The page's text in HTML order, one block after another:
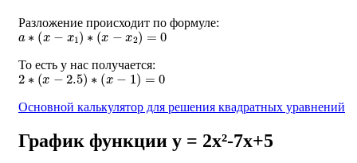
Разложение происходит по формуле:
a ∗(x−x1)∗ (x−x2)=0
То есть у нас получается:
2∗(x−2.5)∗ (x−1)=0
Основной калькулятор для решения квадратных уравнений
График функции y = 2x²-7x+5